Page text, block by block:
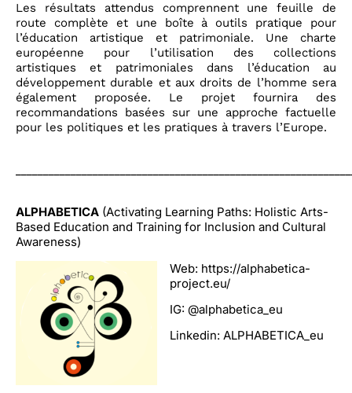
Les résultats attendus comprennent une feuille de
route complète et une boîte à outils pratique pour
l’éducation artistique et patrimoniale. Une charte
européenne pour l’utilisation des collections
artistiques et patrimoniales dans l’éducation au
développement durable et aux droits de l’homme sera
également proposée. Le projet fournira des
recommandations basées sur une approche factuelle
pour les politiques et les pratiques à travers l’Europe.
ALPHABETICA (Activating Learning Paths: Holistic Arts-
Based Education and Training for Inclusion and Cultural
Awareness)
Web: https://alphabetica-
project.eu/
IG: @alphabetica_eu
Linkedin: ALPHABETICA_eu